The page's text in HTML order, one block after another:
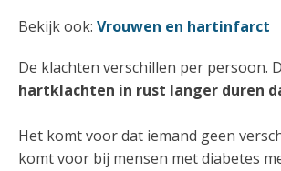
Bekijk ook: Vrouwen en hartinfarct
De klachten verschillen per persoon.
hartklachten in rust langer duren
Het komt voor dat iemand geen
komt voor bij mensen met diabetes